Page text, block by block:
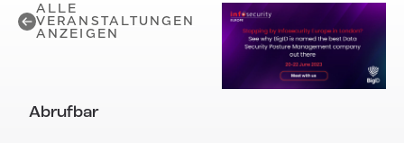
ALLE
VERANSTALTUNGEN
ANZEIGEN
Abrufbar